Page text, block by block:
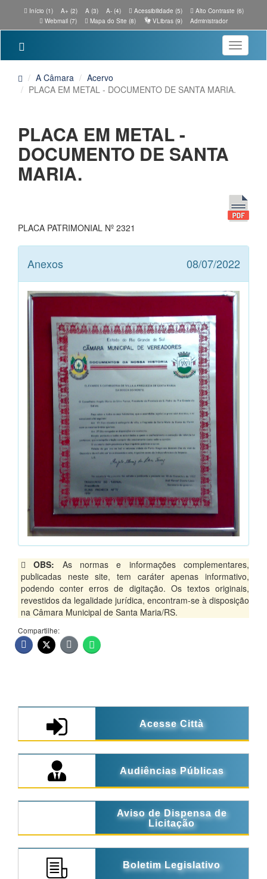
Início (1) A+ (2) A (3) A- (4) Acessibilidade (5)
Alto Contraste (6)
Webmail (7)
Mapa do Site (8) VLibras (9) Administrador
Toggle
A Câmara
Acervo
PLACA EM METAL - DOCUMENTO DE SANTA MARIA.
PLACA EM METAL -
DOCUMENTO DE SANTA
MARIA.
PLACA PATRIMONIAL Nº 2321
Anexos 08/07/2022
OBS: As normas e informações complementares,
publicadas neste site, tem caráter apenas informativo,
podendo conter erros de digitação. Os textos originais,
revestidos da legalidade jurídica, encontram-se à disposição
na Câmara Municipal de Santa Maria/RS.
Compartilhe:
Acesse Città
Audiências Públicas
Aviso de Dispensa de
Licitação
Boletim Legislativo